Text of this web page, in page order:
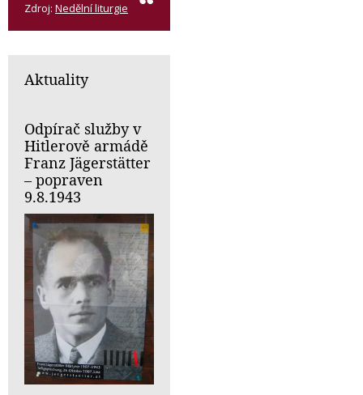
Zdroj: Nedělní liturgie
Aktuality
Odpírač služby v
Hitlerově armádě
Franz Jägerstätter
– popraven
9.8.1943